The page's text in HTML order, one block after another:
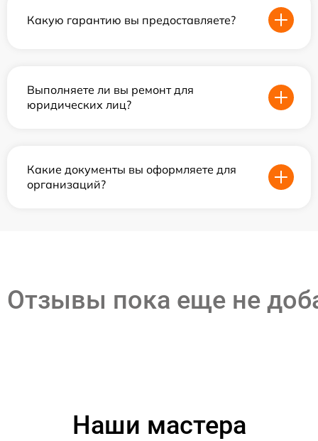
Какую гарантию вы предоставляете?
Выполняете ли вы ремонт для
юридических лиц?
Какие документы вы оформляете для
организаций?
Отзывы пока еще не
Наши мастера